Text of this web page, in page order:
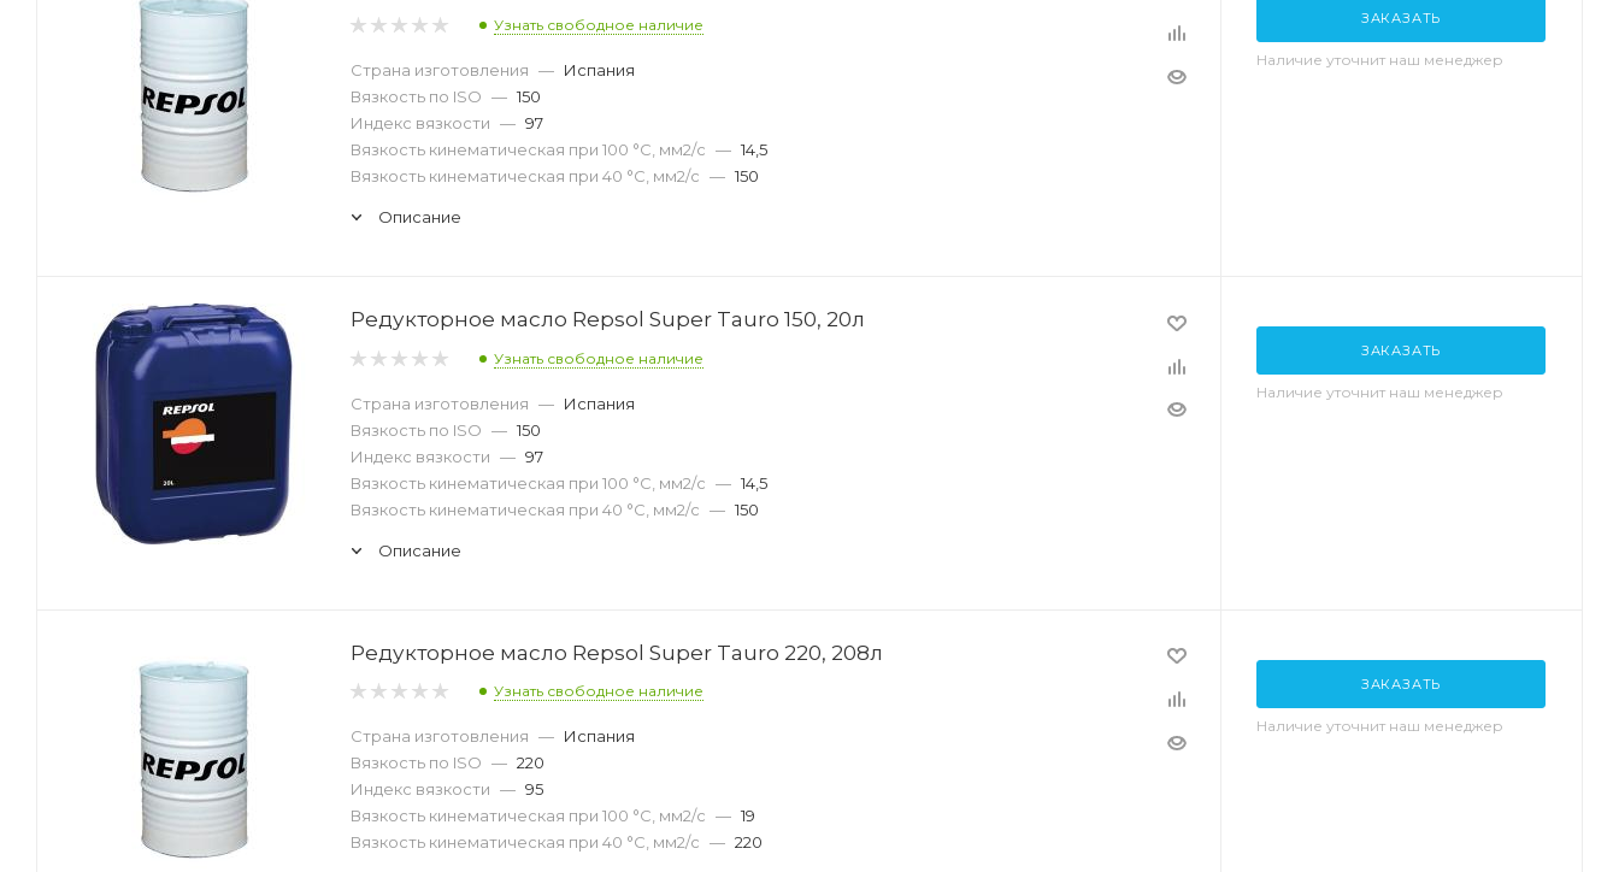
Узнать свободное наличие
Страна изготовления — Испания
Вязкость по ISO — 150
Индекс вязкости — 97
Вязкость кинематическая при 100 °С, мм2/с — 14,5
Вязкость кинематическая при 40 °С, мм2/с — 150
Описание
ЗАКАЗАТЬ
Наличие уточнит наш менеджер
Редукторное масло Repsol Super Tauro 150, 20л
Узнать свободное наличие
Страна изготовления — Испания
Вязкость по ISO — 150
Индекс вязкости — 97
Вязкость кинематическая при 100 °С, мм2/с — 14,5
Вязкость кинематическая при 40 °С, мм2/с — 150
Описание
ЗАКАЗАТЬ
Наличие уточнит наш менеджер
Редукторное масло Repsol Super Tauro 220, 208л
Узнать свободное наличие
Страна изготовления — Испания
Вязкость по ISO — 220
Индекс вязкости — 95
Вязкость кинематическая при 100 °С, мм2/с — 19
Вязкость кинематическая при 40 °С, мм2/с — 220
ЗАКАЗАТЬ
Наличие уточнит наш менеджер